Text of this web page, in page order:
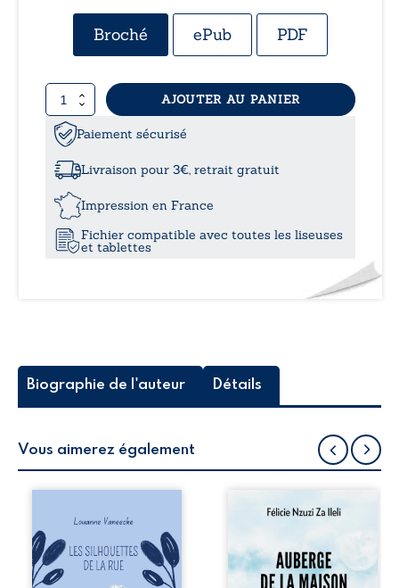
Broché ePub PDF
quantité
de
Gurvan
Le
clan
des
Cornes
AJOUTER AU PANIER
Paiement sécurisé
Livraison pour 3€, retrait gratuit
Impression en France
Fichier compatible avec toutes les liseuses
et tablettes
Biographie de l'auteur Détails
Vous aimerez également
la rue donne la
parole à six
personnages
ordinaires,
Auberge de la
récit-témoignage
consacré au